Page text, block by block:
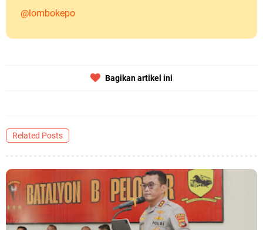
@lombokepo
Bagikan artikel ini
Related Posts